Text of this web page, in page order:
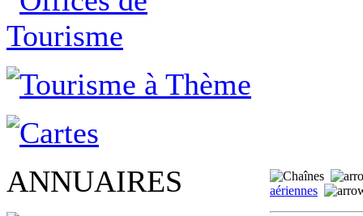
ANNUAIRES aériennes